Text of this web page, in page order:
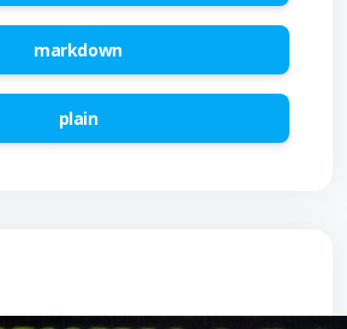
markdown
plain